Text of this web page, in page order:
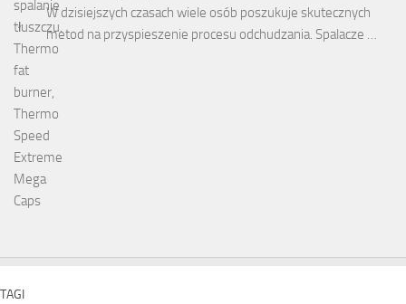
W dzisiejszych czasach wiele osób poszukuje skutecznych
metod na przyspieszenie procesu odchudzania. Spalacze …
TAGI